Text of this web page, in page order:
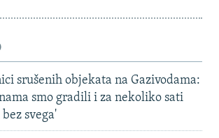
srušenih objekata na Gazivodama:
smo gradili i za nekoliko sati
svega'